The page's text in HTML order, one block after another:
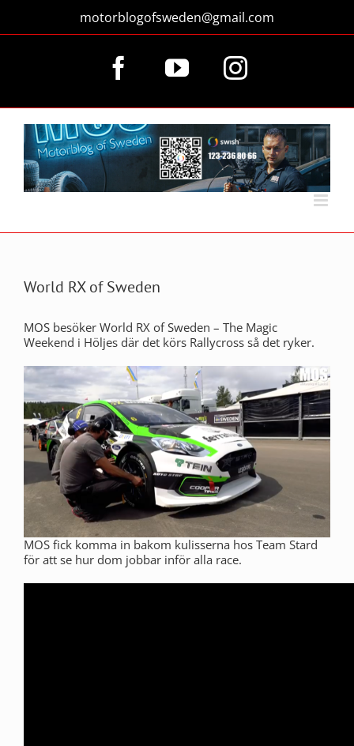
innehållet
motorblogofsweden@gmail.com
FacebookYouTubeInstagram
World RX of Sweden
MOS besöker World RX of Sweden – The Magic
Weekend i Höljes där det körs Rallycross så det ryker.
MOS fick komma in bakom kulisserna hos Team Stard
för att se hur dom jobbar inför alla race.